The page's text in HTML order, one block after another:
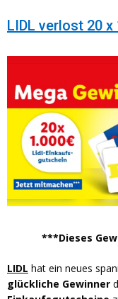
LIDL verlost 20
***Dieses
LIDL hat ein neues
glückliche Gewinner